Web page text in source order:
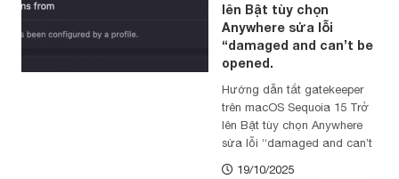
lên Bật tùy chọn
Anywhere sửa lỗi
“damaged and can’t be
opened.
Hướng dẫn tắt gatekeeper
trên macOS Sequoia 15 Trở
lên Bật tùy chọn Anywhere
sửa lỗi “damaged and can’t
19/10/2025